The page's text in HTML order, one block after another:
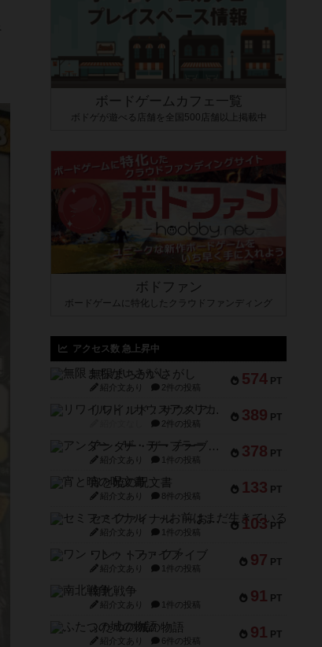
ボードゲームカフェ一覧
ボドゲが遊べる店舗を全国500店舗以上掲載中
ボドファン
ボードゲームに特化したクラウドファンディング
アクセス数 急上昇中
574 PT
無限まちがいさがし
紹介文あり 2件の投稿
389 PT
リワイルド：サウスアメリカ
2件の投稿
378 PT
アンダー・ザ・テーブラー
紹介文あり 1件の投稿
133 PT
宵と暁の呪文書
紹介文あり 8件の投稿
103 PT
セミファイナル ～お前はまだ生きている～
紹介文あり 1件の投稿
97 PT
ワン・トゥ・ファイブ
紹介文あり 1件の投稿
91 PT
南北戦争
紹介文あり 1件の投稿
91 PT
ふたつの城の物語
紹介文あり 6件の投稿